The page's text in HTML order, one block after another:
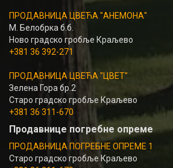
ПРОДАВНИЦА ЦВЕЋА "АНЕМОНА"
М. Белобрка б.б.
Ново градско гробље Краљево
+381 36 392-271
ПРОДАВНИЦА ЦВЕЋА "ЦВЕТ"
Зелена Гора бр.2
Старо градско гробље Краљево
+381 36 311-670
Продавнице погребне опреме
ПРОДАВНИЦА ПОГРЕБНЕ ОПРЕМЕ 1
Старо градско гробље Краљево